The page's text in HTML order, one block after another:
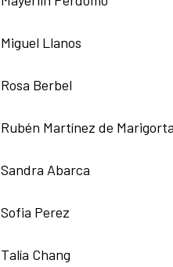
Miguel Llanos
Rosa Berbel
Rubén Martínez de Marigorta
Sandra Abarca
Sofia Perez
Talía Chang